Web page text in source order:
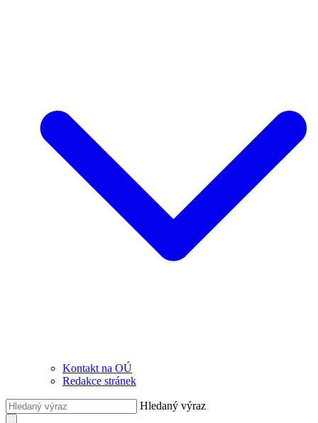
Kontakt na OÚ
Redakce stránek
Hledaný výraz